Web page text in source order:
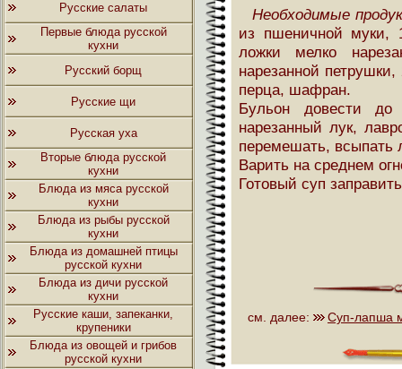
Русские салаты
Первые блюда русской
кухни
Русский борщ
Русские щи
Русская уха
Вторые блюда русской
кухни
Блюда из мяса русской
кухни
Блюда из рыбы русской
кухни
Блюда из домашней птицы
русской кухни
Блюда из дичи русской
кухни
Русские каши, запеканки,
крупеники
Блюда из овощей и грибов
русской кухни
Необходимые
из пшеничной муки,
ложки мелко
нарезанной
перца, шафран.
Бульон довести
нарезанный лук,
перемешать, всыпать
Варить на среднем
Готовый суп
см. далее: Суп-лапша